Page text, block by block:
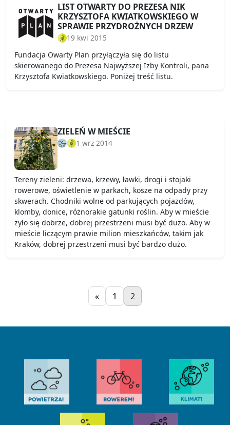
LIST OTWARTY DO PREZESA NIK
KRZYSZTOFA KWIATKOWSKIEGO W
SPRAWIE PRZYDROŻNYCH DRZEW
19 kwi 2015
Fundacja Owarty Plan przyłączyła się do listu
skierowanego do Prezesa Najwyższej Izby Kontroli, pana
Krzysztofa Kwiatkowskiego. Poniżej treść listu.
ZIELEŃ W MIEŚCIE
1 wrz 2014
Tereny zieleni: drzewa, krzewy, ławki, drogi i stojaki
rowerowe, oświetlenie w parkach, kosze na odpady przy
skwerach. Chodniki wolne od parkujących pojazdów,
klomby, donice, różnorakie gatunki roślin. Aby w mieście
żyło się dobrze, dobrej przestrzeni musi być dużo. Aby w
mieście liczącym prawie milion mieszkańców, takim jak
Kraków, dobrej przestrzeni musi być bardzo dużo.
« 1 2